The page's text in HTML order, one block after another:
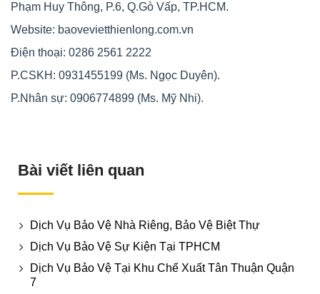
Phạm Huy Thông, P.6, Q.Gò Vấp, TP.HCM.
Website: baovevietthienlong.com.vn
Điện thoại: 0286 2561 2222
P.CSKH: 0931455199 (Ms. Ngọc Duyên).
P.Nhân sự: 0906774899 (Ms. Mỹ Nhi).
Bài viết liên quan
Dịch Vụ Bảo Vệ Nhà Riêng, Bảo Vệ Biệt Thự
Dịch Vụ Bảo Vệ Sự Kiện Tại TPHCM
Dịch Vụ Bảo Vệ Tại Khu Chế Xuất Tân Thuận Quận
7